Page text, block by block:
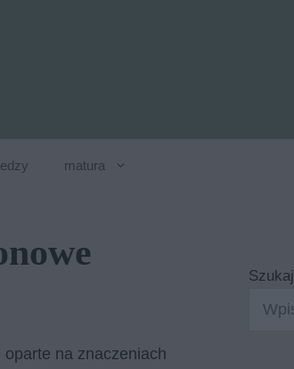
matura
na znaczeniach
Szukaj